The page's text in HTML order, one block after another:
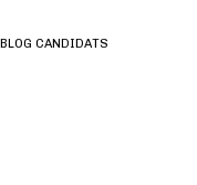
BLOG CANDIDATS